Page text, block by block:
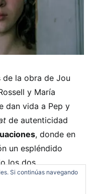
la obra de Jou
y María
dan vida a Pep y
de autenticidad
, donde en
un espléndido
los dos
de amigos destaca
Si continúas navegando